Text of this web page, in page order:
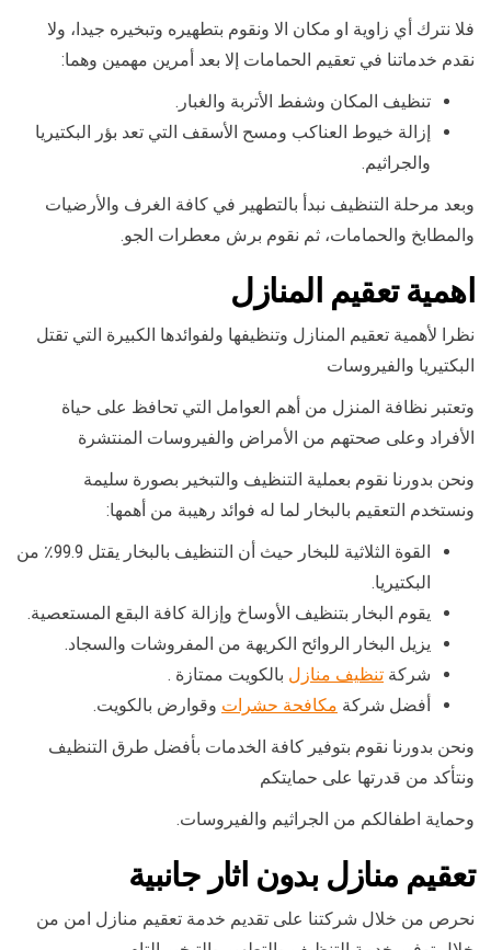
فلا نترك أي زاوية او مكان الا ونقوم بتطهيره وتبخيره جيدا، ولا
نقدم خدماتنا في تعقيم الحمامات إلا بعد أمرين مهمين وهما:
تنظيف المكان وشفط الأتربة والغبار.
إزالة خيوط العناكب ومسح الأسقف التي تعد بؤر البكتيريا
والجراثيم.
وبعد مرحلة التنظيف نبدأ بالتطهير في كافة الغرف والأرضيات
والمطابخ والحمامات، ثم نقوم برش معطرات الجو.
اهمية تعقيم المنازل
نظرا لأهمية تعقيم المنازل وتنظيفها ولفوائدها الكبيرة التي تقتل
البكتيريا والفيروسات
وتعتبر نظافة المنزل من أهم العوامل التي تحافظ على حياة
الأفراد وعلى صحتهم من الأمراض والفيروسات المنتشرة
ونحن بدورنا نقوم بعملية التنظيف والتبخير بصورة سليمة
ونستخدم التعقيم بالبخار لما له فوائد رهيبة من أهمها:
القوة الثلاثية للبخار حيث أن التنظيف بالبخار يقتل 99.9٪ من
البكتيريا.
يقوم البخار بتنظيف الأوساخ وإزالة كافة البقع المستعصية.
يزيل البخار الروائح الكريهة من المفروشات والسجاد.
شركة تنظيف منازل بالكويت ممتازة .
أفضل شركة مكافحة حشرات وقوارض بالكويت.
ونحن بدورنا نقوم بتوفير كافة الخدمات بأفضل طرق التنظيف
ونتأكد من قدرتها على حمايتكم
وحماية اطفالكم من الجراثيم والفيروسات.
تعقيم منازل بدون اثار جانبية
نحرص من خلال شركتنا على تقديم خدمة تعقيم منازل امن من